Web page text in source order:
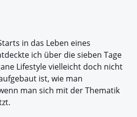
in das Leben eines
ich über die sieben Tage
Lifestyle vielleicht doch nicht
ist, wie man
man sich mit der Thematik